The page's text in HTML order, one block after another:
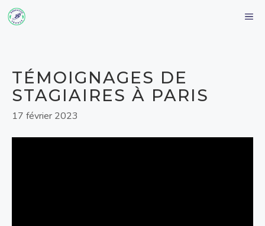
Aller
au
TÉMOIGNAGES DE
STAGIAIRES À PARIS
17 février 2023